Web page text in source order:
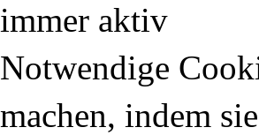
immer aktiv
Notwendige
machen, indem